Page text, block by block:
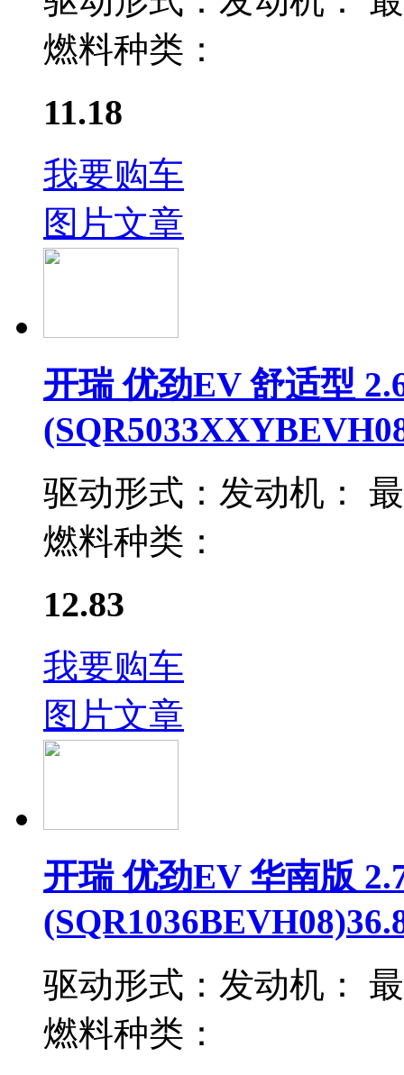
燃料种类：
11.18
我要购车
图片文章
开瑞 优劲EV 舒适型
驱动形式： 发动机：
燃料种类：
12.83
我要购车
图片文章
开瑞 优劲EV 华南版
驱动形式： 发动机：
燃料种类：